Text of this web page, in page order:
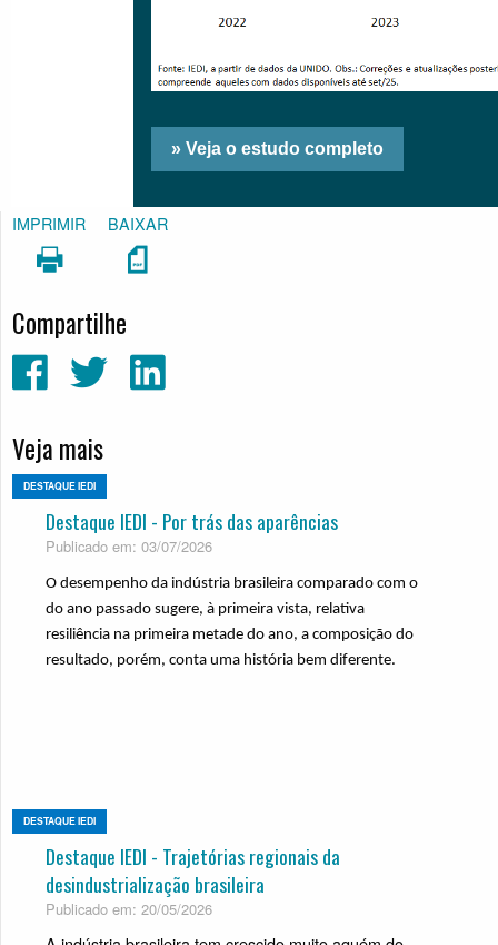
IMPRIMIR BAIXAR
Compartilhe
Veja mais
DESTAQUE IEDI
Destaque IEDI - Por trás das aparências
Publicado em: 03/07/2026
O desempenho da indústria brasileira comparado com o
do ano passado sugere, à primeira vista, relativa
resiliência na primeira metade do ano, a composição do
resultado, porém, conta uma história bem diferente.
DESTAQUE IEDI
Destaque IEDI - Trajetórias regionais da
desindustrialização brasileira
Publicado em: 20/05/2026